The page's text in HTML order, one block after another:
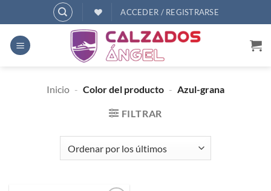
al
contenido
ACCEDER / REGISTRARSE
Inicio - Color del producto - Azul-grana
FILTRAR